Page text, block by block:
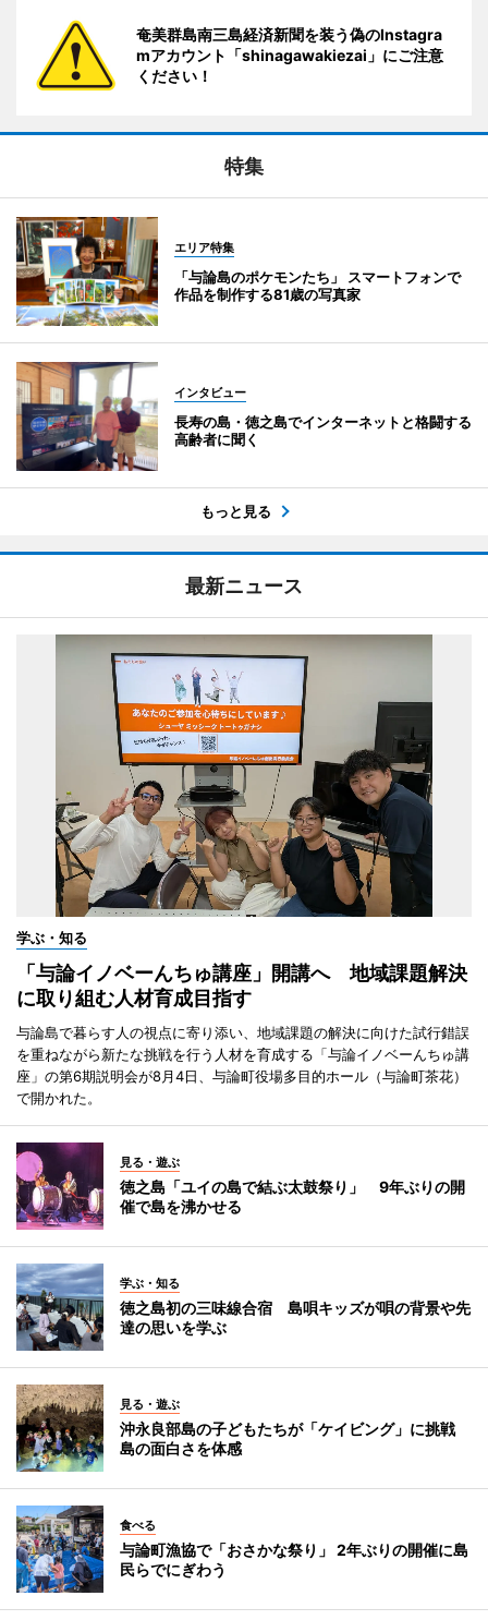
奄美群島南三島経済新聞を装う偽のInstagra
mアカウント「shinagawakiezai」にご注意
ください！
特集
エリア特集
「与論島のポケモンたち」 スマートフォンで
作品を制作する81歳の写真家
インタビュー
長寿の島・徳之島でインターネットと格闘する
高齢者に聞く
もっと見る
最新ニュース
学ぶ・知る
「与論イノベーんちゅ講座」開講へ 地域課題解決
に取り組む人材育成目指す
与論島で暮らす人の視点に寄り添い、地域課題の解決に向けた試行錯誤
を重ねながら新たな挑戦を行う人材を育成する「与論イノベーんちゅ講
座」の第6期説明会が8月4日、与論町役場多目的ホール（与論町茶花）
で開かれた。
見る・遊ぶ
徳之島「ユイの島で結ぶ太鼓祭り」 9年ぶりの開
催で島を沸かせる
学ぶ・知る
徳之島初の三味線合宿 島唄キッズが唄の背景や先
達の思いを学ぶ
見る・遊ぶ
沖永良部島の子どもたちが「ケイビング」に挑戦
島の面白さを体感
食べる
与論町漁協で「おさかな祭り」 2年ぶりの開催に島
民らでにぎわう